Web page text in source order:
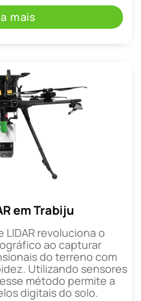
mais
em Trabiju
revoluciona o
ao capturar
do terreno com
Utilizando sensores
método permite a
digitais do solo.